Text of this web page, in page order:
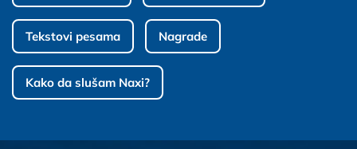
Tekstovi pesama Nagrade
Kako da slušam Naxi?